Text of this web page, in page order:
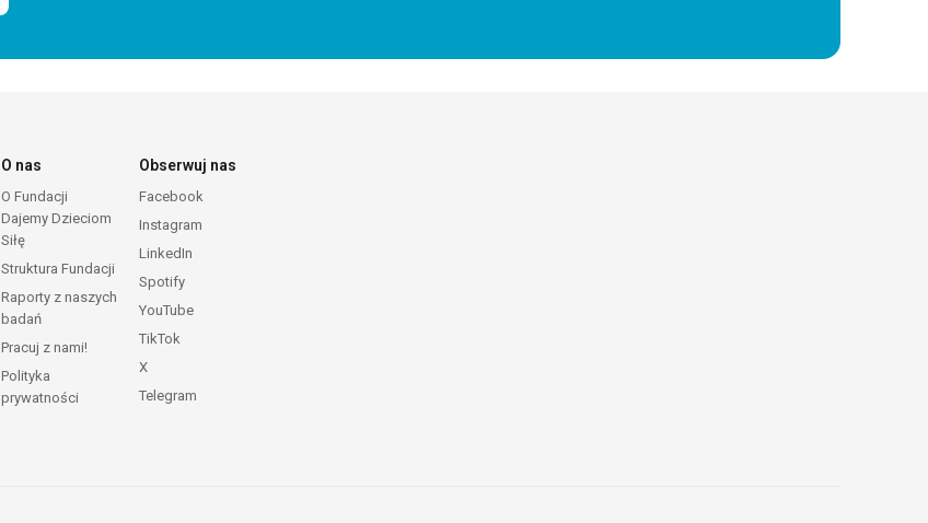
O nas
O Fundacji
Dajemy Dzieciom
Siłę
Struktura Fundacji
Raporty z naszych
badań
Pracuj z nami!
Polityka
prywatności
Obserwuj nas
Facebook
Instagram
LinkedIn
Spotify
YouTube
TikTok
X
Telegram